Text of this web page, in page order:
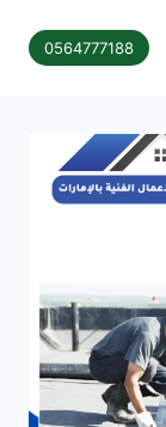
0564777188